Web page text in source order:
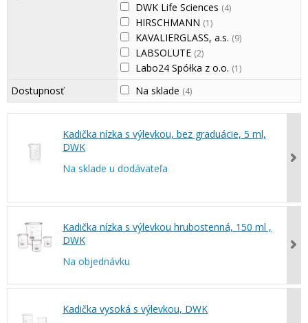
DWK Life Sciences (4)
HIRSCHMANN (1)
KAVALIERGLASS, a.s. (9)
LABSOLUTE (2)
Labo24 Spółka z o.o. (1)
Dostupnosť Na sklade (4)
Kadička nízka s výlevkou, bez graduácie, 5 ml,
DWK
Na sklade u dodávateľa
Kadička nízka s výlevkou hrubostenná, 150 ml ,
DWK
Na objednávku
Kadička vysoká s výlevkou, DWK